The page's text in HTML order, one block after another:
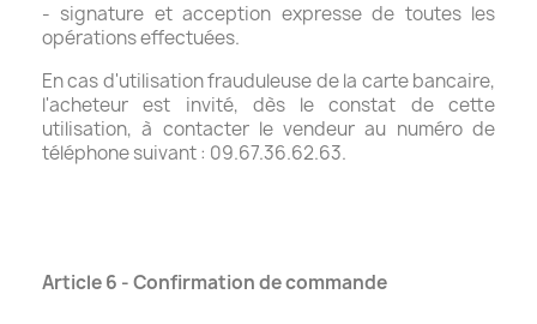
- signature et acception expresse de toutes les
opérations effectuées.
En cas d'utilisation frauduleuse de la carte bancaire,
l'acheteur est invité, dès le constat de cette
utilisation, à contacter le vendeur au numéro de
téléphone suivant : 09.67.36.62.63.
Article 6 - Confirmation de commande